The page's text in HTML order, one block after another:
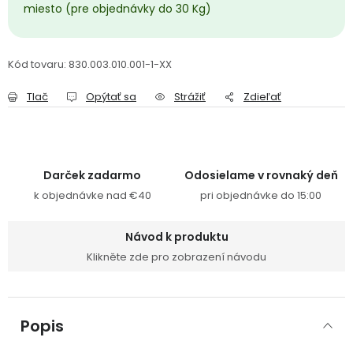
miesto (pre objednávky do 30 Kg)
Kód tovaru: 830.003.010.001-1-XX
Tlač Opýtať sa Strážiť Zdieľať
Darček zadarmo
k objednávke nad €40
Odosielame v rovnaký deň
pri objednávke do 15:00
Návod k produktu
Klikněte zde pro zobrazení návodu
Popis